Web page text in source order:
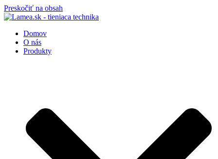
Preskočiť na obsah
Domov
O nás
Produkty